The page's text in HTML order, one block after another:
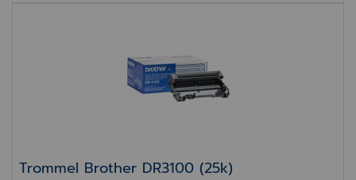
Trommel Brother DR3100 (25k)